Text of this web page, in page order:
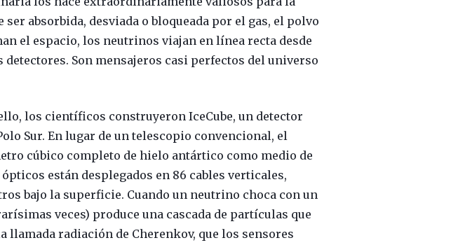
absorbida, desviada o bloqueada por el gas, el polvo
el espacio, los neutrinos viajan en línea recta desde
Son mensajeros casi perfectos del universo
los científicos construyeron IceCube, un detector
Sur. En lugar de un telescopio convencional, el
cúbico completo de hielo antártico como medio de
están desplegados en 86 cables verticales,
bajo la superficie. Cuando un neutrino choca con un
veces) produce una cascada de partículas que
llamada radiación de Cherenkov, que los sensores